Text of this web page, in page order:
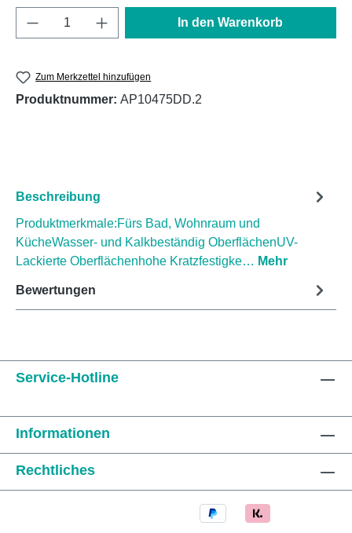
Produkt Anzahl: Gib den gewünschten
In den Warenkorb
Zum Merkzettel hinzufügen
Produktnummer: AP10475DD.2
Beschreibung
Produktmerkmale:Fürs Bad, Wohnraum und
KücheWasser- und Kalkbeständig OberflächenUV-
Lackierte Oberflächenhohe Kratzfestigke… Mehr
Bewertungen
Service-Hotline
Informationen
Rechtliches